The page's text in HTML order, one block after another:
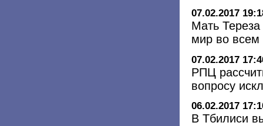
07.02.2017
Мать Тереза
мир во всем
07.02.2017
РПЦ
вопросу
06.02.2017
В Тбилиси